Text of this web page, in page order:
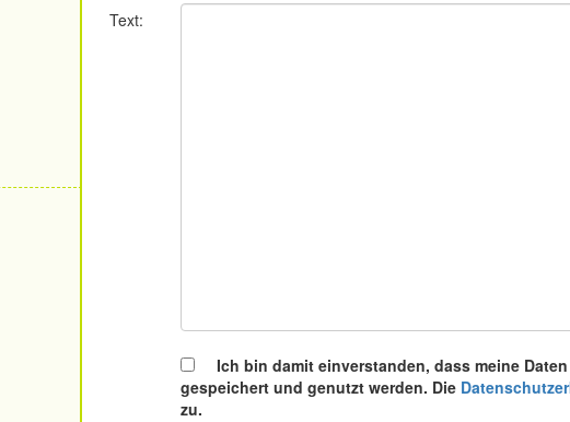
Text:
Ich bin damit einverstanden, dass meine
gespeichert und genutzt werden. Die
zu.